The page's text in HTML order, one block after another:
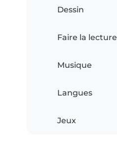
Dessin
Faire la lecture
Musique
Langues
Jeux